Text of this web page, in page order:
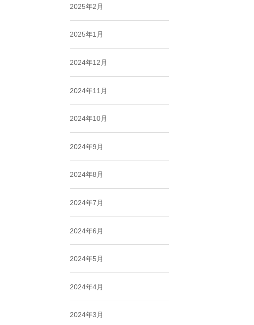
2025年2月
2025年1月
2024年12月
2024年11月
2024年10月
2024年9月
2024年8月
2024年7月
2024年6月
2024年5月
2024年4月
2024年3月